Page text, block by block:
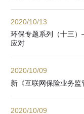
2020/10/13
环保专题系列（十三
应对
2020/10/09
新《互联网保险业务
2020/10/09